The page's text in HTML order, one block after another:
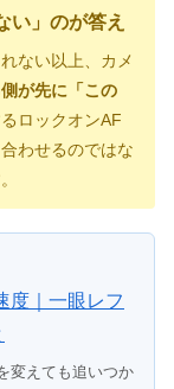
い」のが答え
ない以上、カメ
が先に「この
ロックオンAF
わせるのではな
度｜一眼レフ
変えても追いつか